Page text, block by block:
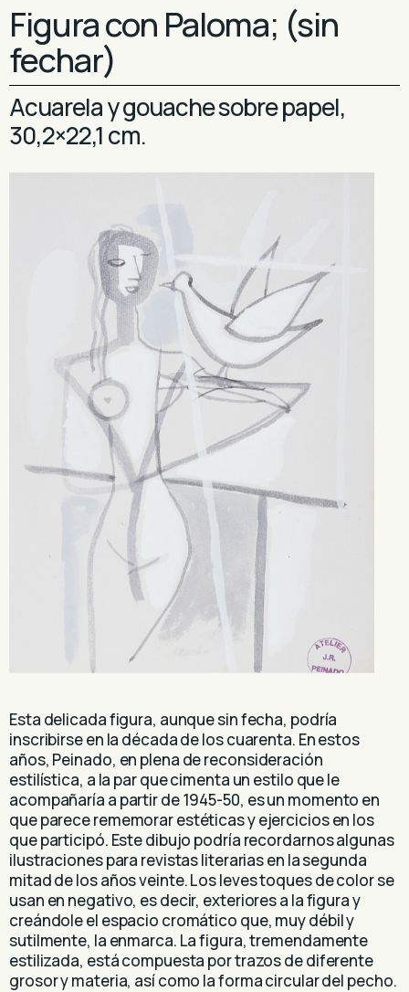
Figura con Paloma; (sin
fechar)
Acuarela y gouache sobre papel,
30,2×22,1 cm.
Esta delicada figura, aunque sin fecha, podría
inscribirse en la década de los cuarenta. En estos
años, Peinado, en plena de reconsideración
estilística, a la par que cimenta un estilo que le
acompañaría a partir de 1945-50, es un momento en
que parece rememorar estéticas y ejercicios en los
que participó. Este dibujo podría recordarnos algunas
ilustraciones para revistas literarias en la segunda
mitad de los años veinte. Los leves toques de color se
usan en negativo, es decir, exteriores a la figura y
creándole el espacio cromático que, muy débil y
sutilmente, la enmarca. La figura, tremendamente
estilizada, está compuesta por trazos de diferente
grosor y materia, así como la forma circular del pecho.